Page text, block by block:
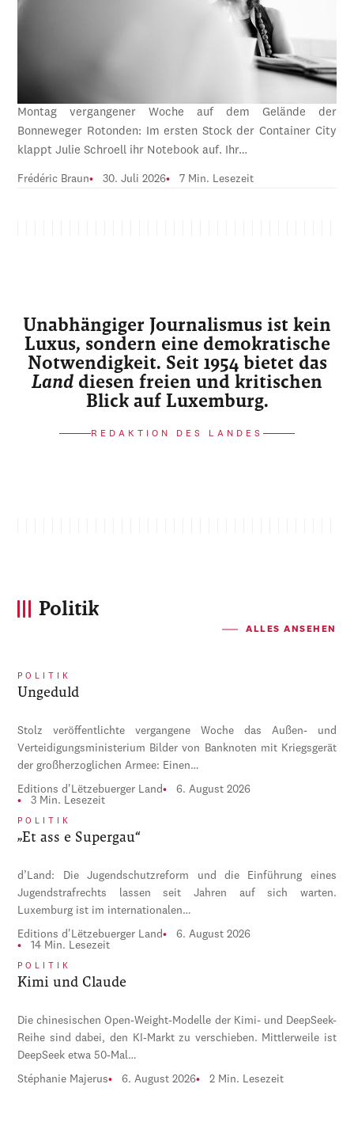
Montag vergangener Woche auf dem Gelände der
Bonneweger Rotonden: Im ersten Stock der Container City
klappt Julie Schroell ihr Notebook auf. Ihr…
Frédéric Braun 30. Juli 2026 7 Min. Lesezeit
Unabhängiger Journalismus ist kein
Luxus, sondern eine demokratische
Notwendigkeit. Seit 1954 bietet das
Land diesen freien und kritischen
Blick auf Luxemburg.
REDAKTION DES LANDES
Politik
ALLES ANSEHEN
POLITIK
Ungeduld
Stolz veröffentlichte vergangene Woche das Außen- und
Verteidigungsministerium Bilder von Banknoten mit Kriegsgerät
der großherzoglichen Armee: Einen…
Editions d'Lëtzebuerger Land
6. August 2026
3 Min. Lesezeit
POLITIK
„Et ass e Supergau“
d’Land: Die Jugendschutzreform und die Einführung eines
Jugendstrafrechts lassen seit Jahren auf sich warten.
Luxemburg ist im internationalen…
Editions d'Lëtzebuerger Land
6. August 2026
14 Min. Lesezeit
POLITIK
Kimi und Claude
Die chinesischen Open-Weight-Modelle der Kimi- und DeepSeek-
Reihe sind dabei, den KI-Markt zu verschieben. Mittlerweile ist
DeepSeek etwa 50-Mal…
Stéphanie Majerus 6. August 2026 2 Min. Lesezeit